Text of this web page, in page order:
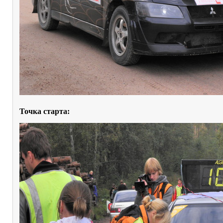
Точка старта: